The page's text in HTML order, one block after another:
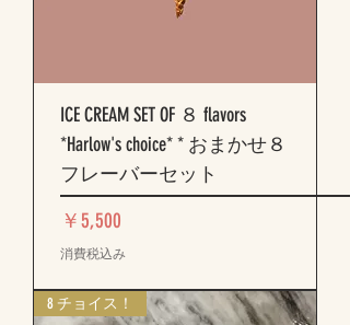
ICE CREAM SET OF ８ flavors
*Harlow's choice* * おまかせ８
フレーバーセット
価格
￥5,500
消費税込み
8 チョイス！